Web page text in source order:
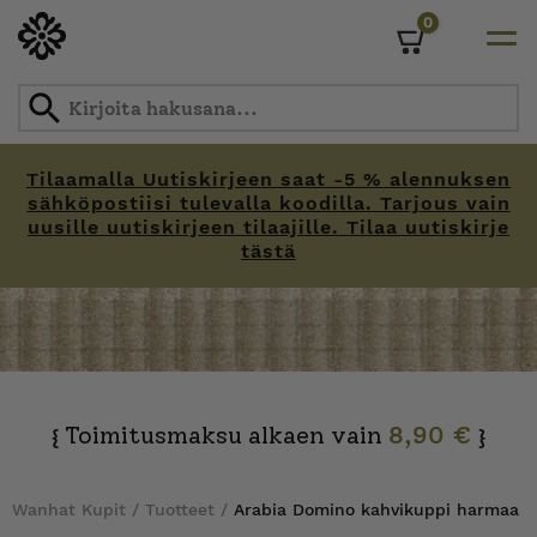
Tilaamalla Uutiskirjeen saat -5 % alennuksen
sähköpostiisi tulevalla koodilla. Tarjous vain
uusille uutiskirjeen tilaajille. Tilaa uutiskirje
tästä
0
{ Toimitusmaksu alkaen vain 8,90 € }
Wanhat Kupit / Tuotteet / Arabia Domino kahvikuppi harmaa